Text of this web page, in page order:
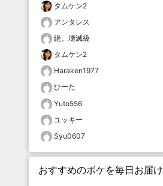
タムケン2
アンタレス
絶。壊滅級
タムケン2
Haraken1977
ひーた
Yuto556
ユッキー
Syu0607
おすすめのボケを毎日お届け